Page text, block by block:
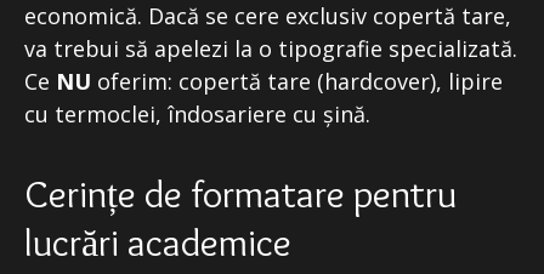
economică. Dacă se cere exclusiv copertă tare,
va trebui să apelezi la o tipografie specializată.
Ce NU oferim: copertă tare (hardcover), lipire
cu termoclei, îndosariere cu șină.
Cerințe de formatare pentru
lucrări academice